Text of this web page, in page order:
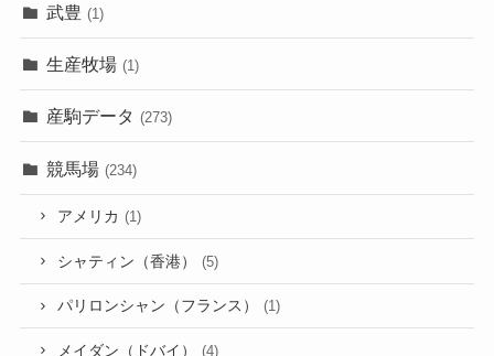
武豊 (1)
生産牧場 (1)
産駒データ (273)
競馬場 (234)
アメリカ (1)
シャティン（香港） (5)
パリロンシャン（フランス） (1)
メイダン（ドバイ） (4)